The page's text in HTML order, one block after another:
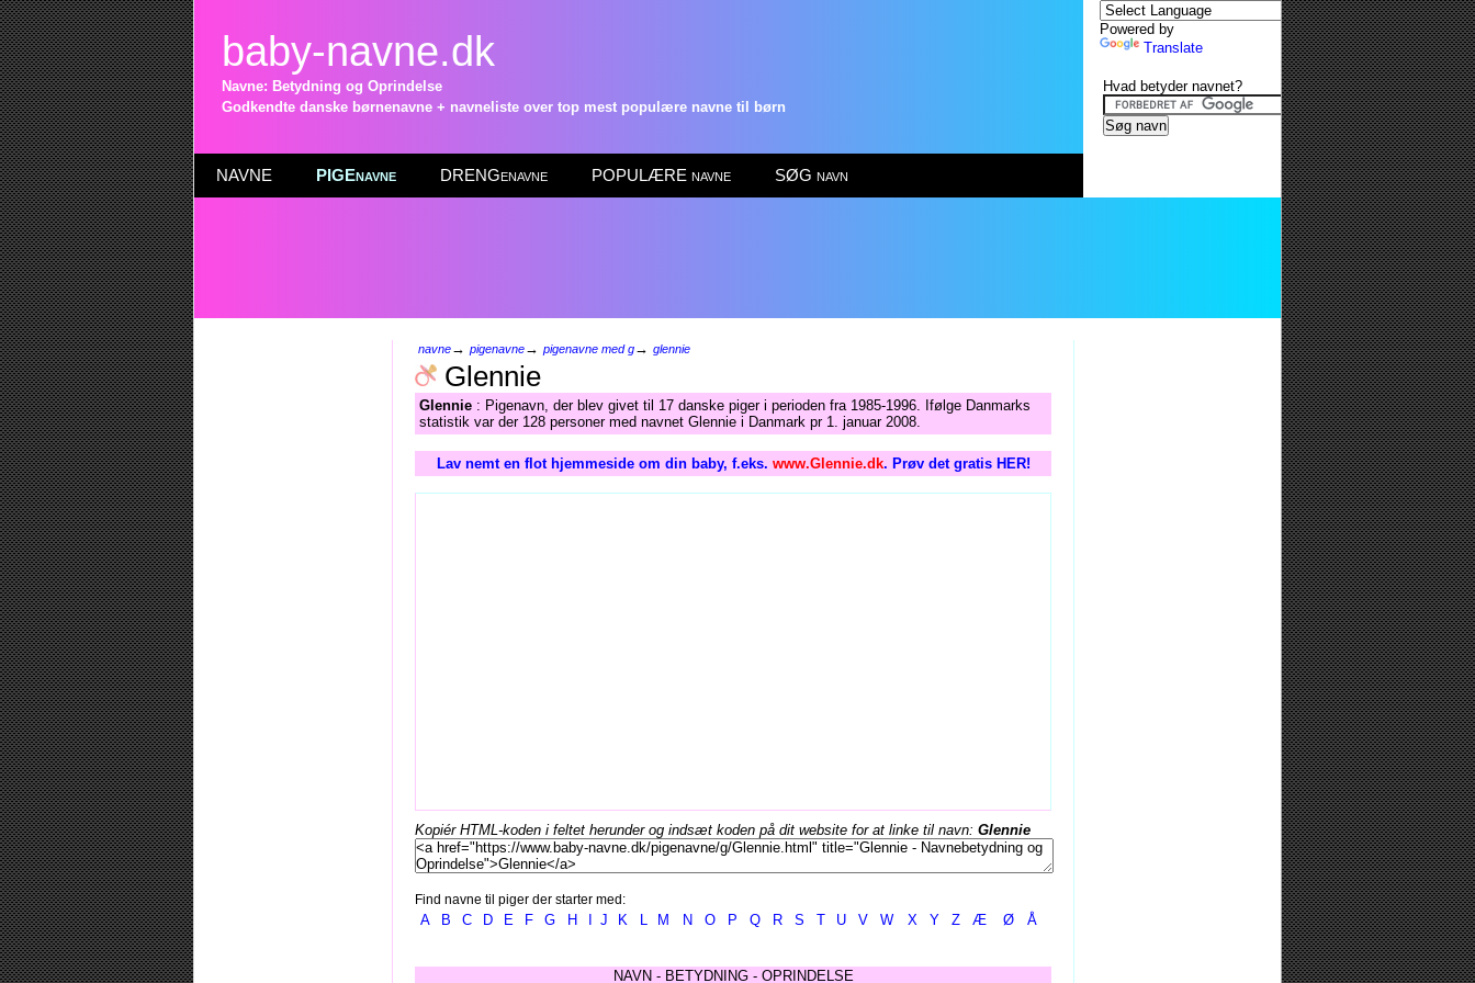
baby-navne.dk
Navne: Betydning og Oprindelse
Godkendte danske børnenavne + navneliste over top mest populære navne til børn
NAVNE PIGEnavne DRENGenavne POPULÆRE navne SØG navn
navne→ pigenavne→ pigenavne med g→ glennie
Glennie
Glennie : Pigenavn, der blev givet til 17 danske piger i perioden fra 1985-1996. Ifølge Danmarks
statistik var der 128 personer med navnet Glennie i Danmark pr 1. januar 2008.
Lav nemt en flot hjemmeside om din baby, f.eks. www.Glennie.dk. Prøv det gratis HER!
Kopiér HTML-koden i feltet herunder og indsæt koden på dit website for at linke til navn: Glennie
Find navne til piger der starter med:
A B C D E F G H J K L M N O P Q R S T U V W X Y Z Æ Ø Å
NAVN - BETYDNING - OPRINDELSE
Powered by
Translate
Hvad betyder navnet?